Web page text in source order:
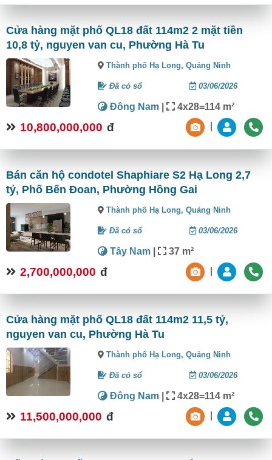
Cửa hàng mặt phố QL18 đất 114m2 2 mặt tiền
10,8 tỷ, nguyen van cu, Phường Hà Tu
Thành phố Hạ Long,Quảng Ninh
Đã có sổ 03/06/2026
Đông Nam | 4x28=114 m²
10,800,000,000 đ
Bán căn hộ condotel Shaphiare S2 Hạ Long 2,7
tỷ, Phố Bến Đoan, Phường Hồng Gai
Thành phố Hạ Long,Quảng Ninh
Đã có sổ 03/06/2026
Tây Nam | 37 m²
2,700,000,000 đ
Cửa hàng mặt phố QL18 đất 114m2 11,5 tỷ,
nguyen van cu, Phường Hà Tu
Thành phố Hạ Long,Quảng Ninh
Đã có sổ 03/06/2026
Đông Nam | 4x28=114 m²
11,500,000,000 đ